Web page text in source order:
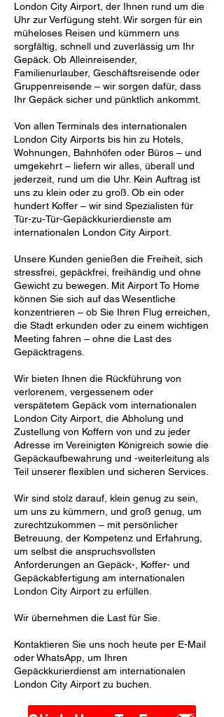
London City Airport, der Ihnen rund um die
Uhr zur Verfügung steht. Wir sorgen für ein
müheloses Reisen und kümmern uns
sorgfältig, schnell und zuverlässig um Ihr
Gepäck. Ob Alleinreisender,
Familienurlauber, Geschäftsreisende oder
Gruppenreisende – wir sorgen dafür, dass
Ihr Gepäck sicher und pünktlich ankommt.
Von allen Terminals des internationalen
London City Airports bis hin zu Hotels,
Wohnungen, Bahnhöfen oder Büros – und
umgekehrt – liefern wir alles, überall und
jederzeit, rund um die Uhr. Kein Auftrag ist
uns zu klein oder zu groß. Ob ein oder
hundert Koffer – wir sind Spezialisten für
Tür-zu-Tür-Gepäckkurierdienste am
internationalen London City Airport.
Unsere Kunden genießen die Freiheit, sich
stressfrei, gepäckfrei, freihändig und ohne
Gewicht zu bewegen. Mit Airport To Home
können Sie sich auf das Wesentliche
konzentrieren – ob Sie Ihren Flug erreichen,
die Stadt erkunden oder zu einem wichtigen
Meeting fahren – ohne die Last des
Gepäcktragens.
Wir bieten Ihnen die Rückführung von
verlorenem, vergessenem oder
verspätetem Gepäck vom internationalen
London City Airport, die Abholung und
Zustellung von Koffern von und zu jeder
Adresse im Vereinigten Königreich sowie die
Gepäckaufbewahrung und -weiterleitung als
Teil unserer flexiblen und sicheren Services.
Wir sind stolz darauf, klein genug zu sein,
um uns zu kümmern, und groß genug, um
zurechtzukommen – mit persönlicher
Betreuung, der Kompetenz und Erfahrung,
um selbst die anspruchsvollsten
Anforderungen an Gepäck-, Koffer- und
Gepäckabfertigung am internationalen
London City Airport zu erfüllen.
Wir übernehmen die Last für Sie.
Kontaktieren Sie uns noch heute per E-Mail
oder WhatsApp, um Ihren
Gepäckkurierdienst am internationalen
London City Airport zu buchen.